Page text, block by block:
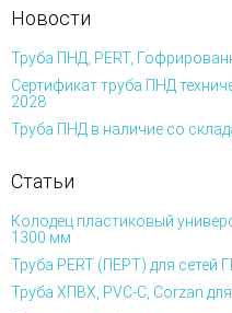
Новости
Труба ПНД, PERT,
Сертификат труба ПНД
2028
Труба ПНД в наличие со
Статьи
Колодец пластиковый
1300 мм
Труба PERT (ПЕРТ) для сетей
Труба ХПВХ, PVC-C, Corzan